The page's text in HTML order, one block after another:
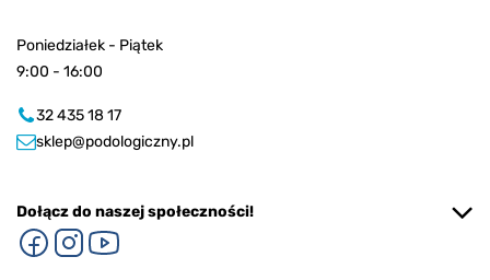
Poniedziałek - Piątek
9:00 - 16:00
32 435 18 17
sklep@podologiczny.pl
Dołącz do naszej społeczności!